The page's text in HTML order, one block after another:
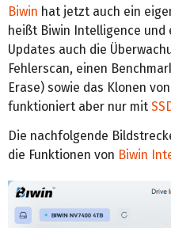
Biwin hat jetzt auch ein
heißt Biwin Intelligence und
Updates auch die
Fehlerscan, einen
Erase) sowie das Klonen
funktioniert aber nur mit
Die nachfolgende
die Funktionen von Biwin